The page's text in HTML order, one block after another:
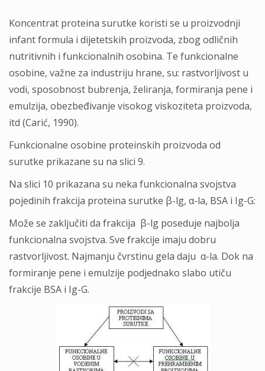
Koncentrat proteina surutke koristi se u proizvodnji
infant formula i dijetetskih proizvoda, zbog odličnih
nutritivnih i funkcionalnih osobina. Te funkcionalne
osobine, važne za industriju hrane, su: rastvorljivost u
vodi, sposobnost bubrenja, želiranja, formiranja pene i
emulzija, obezbeđivanje visokog viskoziteta proizvoda,
itd (Carić, 1990).
Funkcionalne osobine proteinskih proizvoda od
surutke prikazane su na slici 9.
Na slici 10 prikazana su neka funkcionalna svojstva
pojedinih frakcija proteina surutke β-lg, α-la, BSA i Ig-G:
Može se zaključiti da frakcija β-lg poseduje najbolja
funkcionalna svojstva. Sve frakcije imaju dobru
rastvorljivost. Najmanju čvrstinu gela daju α-la. Dok na
formiranje pene i emulzije podjednako slabo utiču
frakcije BSA i Ig-G.